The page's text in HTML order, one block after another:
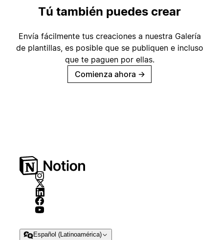
Tú también puedes crear
Envía fácilmente tus creaciones a nuestra Galería
de plantillas, es posible que se publiquen e incluso
que te paguen por ellas.
Comienza ahora →
Español (Latinoamérica)